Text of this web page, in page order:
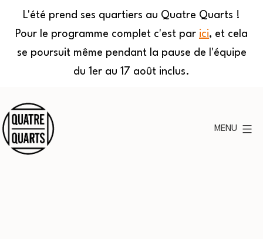
L'été prend ses quartiers au Quatre Quarts !
Pour le programme complet c'est par ici, et cela
se poursuit même pendant la pause de l'équipe
du 1er au 17 août inclus.
au
contenu
MENU